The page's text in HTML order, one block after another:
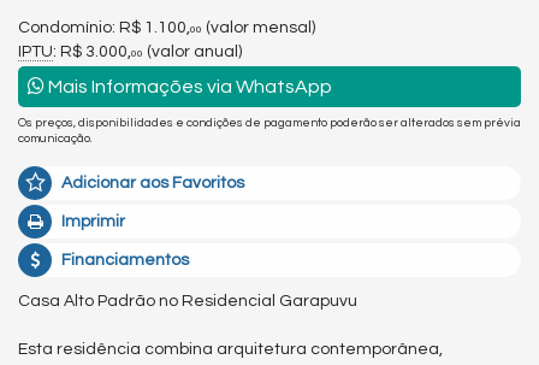
Condomínio: R$ 1.100,00 (valor mensal)
IPTU: R$ 3.000,00 (valor anual)
Mais Informações via WhatsApp
Os preços, disponibilidades e condições de pagamento poderão ser alterados sem prévia
comunicação.
Adicionar aos Favoritos
Imprimir
Financiamentos
Casa Alto Padrão no Residencial Garapuvu
Esta residência combina arquitetura contemporânea,